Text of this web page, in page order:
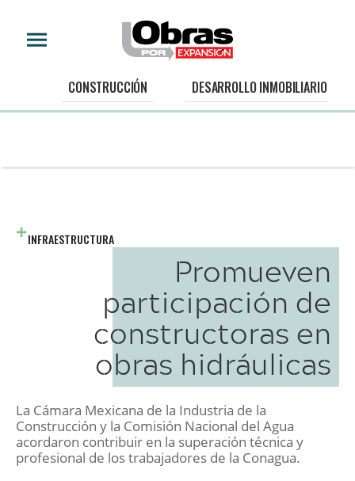
CONSTRUCCIÓN DESARROLLO INMOBILIARIO
INFRAESTRUCTURA
Promueven
participación de
constructoras en
obras hidráulicas
La Cámara Mexicana de la Industria de la
Construcción y la Comisión Nacional del Agua
acordaron contribuir en la superación técnica y
profesional de los trabajadores de la Conagua.